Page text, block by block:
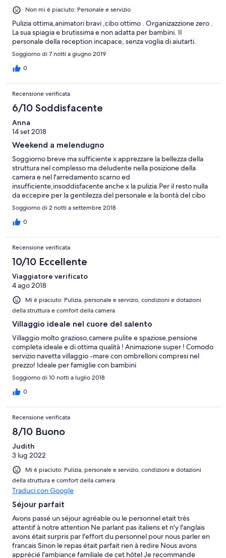
Non mi è piaciuto: Personale e servizio
Pulizia ottima,animatori bravi ,cibo ottimo . Organizazzione zero .
La sua spiagia e brutissima e non adatta per bambini. Il
personale della reception incapace, senza voglia di aiutarti.
Soggiorno di 7 notti a giugno 2019
0
Recensione verificata
6/10 Soddisfacente
Anna
14 set 2018
Weekend a melendugno
Soggiorno breve ma sufficiente x apprezzare la bellezza della
struttura nel complesso ma deludente nella posizione della
camera e nel l'arredamento scarno ed
insufficiente,insoddisfacente anche x la pulizia.Per il resto nulla
da eccepire per la gentilezza del personale e la bontà del cibo
Soggiorno di 2 notti a settembre 2018
0
Recensione verificata
10/10 Eccellente
Viaggiatore verificato
4 ago 2018
Mi è piaciuto: Pulizia, personale e servizio, condizioni e dotazioni
della struttura e comfort della camera
Villaggio ideale nel cuore del salento
Villaggio molto grazioso,camere pulite e spaziose,pensione
completa ideale e di ottima qualità ! Animazione super ! Comodo
servizio navetta villaggio -mare con ombrelloni compresi nel
prezzo! Ideale per famiglie con bambini
Soggiorno di 10 notti a luglio 2018
0
Recensione verificata
8/10 Buono
Judith
3 lug 2022
Mi è piaciuto: Pulizia, personale e servizio, condizioni e dotazioni
della struttura e comfort della camera
Traduci con Google
Séjour parfait
Avons passé un séjour agréable ou le personnel etait très
attentif à notre attention Ne parlant pas italiens et n'y l'anglais
avons était surpris par l'effort du personnel pour nous parler en
francais Sinon le repas était parfait rien à redire Nous avons
apprécié l'ambiance familiale de cet hôtel Je recommande